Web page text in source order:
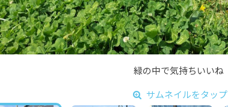
緑の中で気持ちいいね
サムネイルをタップ